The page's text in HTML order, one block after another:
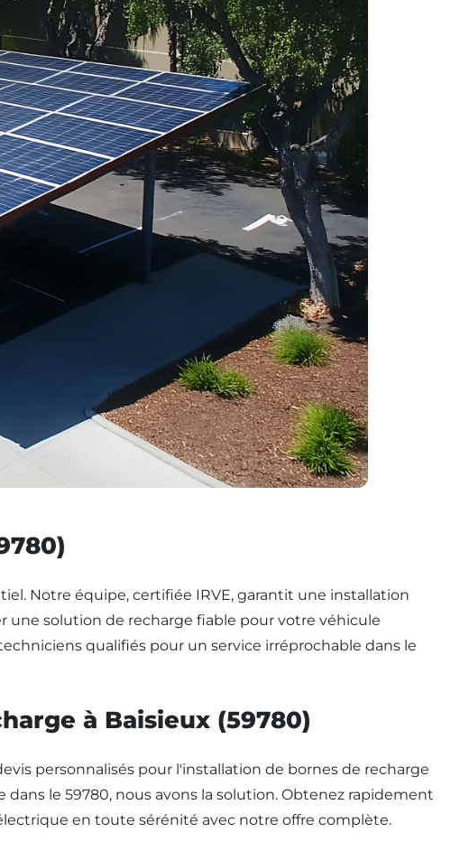
Notre équipe, certifiée IRVE, garantit une installation
une solution de recharge fiable pour votre véhicule
qualifiés pour un service irréprochable dans le
à Baisieux (59780)
personnalisés pour l'installation de bornes de recharge
le 59780, nous avons la solution. Obtenez rapidement
en toute sérénité avec notre offre complète.